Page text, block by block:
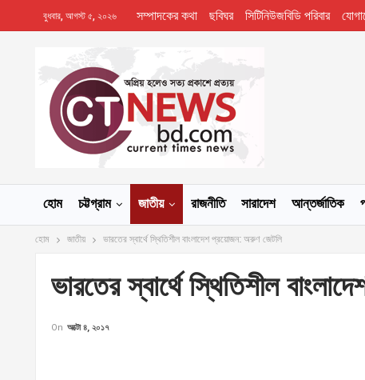
বুধবার, আগস্ট ৫, ২০২৬ সম্পাদকের কথা ছবিঘর সিটিনিউজবিডি পরিবার
হোম চট্টগ্রাম জাতীয় রাজনীতি সারাদেশ আন্তর্জাতিক
হোম জাতীয় ভারতের স্বার্থে স্থিতিশীল বাংলাদেশ প্রয়োজন: অরুণ জেটলি
ভারতের স্বার্থে স্থিতিশীল
On অক্টো ৪, ২০১৭